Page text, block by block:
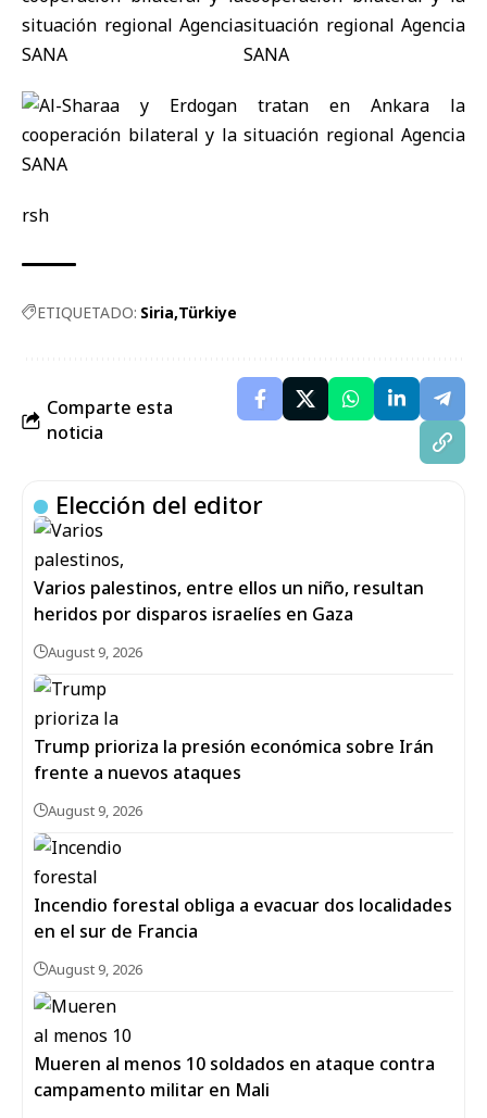
rsh
ETIQUETADO: Siria Türkiye
Comparte esta
noticia
Elección del editor
Varios palestinos, entre ellos un niño, resultan
heridos por disparos israelíes en Gaza
August 9, 2026
Trump prioriza la presión económica sobre Irán
frente a nuevos ataques
August 9, 2026
Incendio forestal obliga a evacuar dos localidades
en el sur de Francia
August 9, 2026
Mueren al menos 10 soldados en ataque contra
campamento militar en Mali